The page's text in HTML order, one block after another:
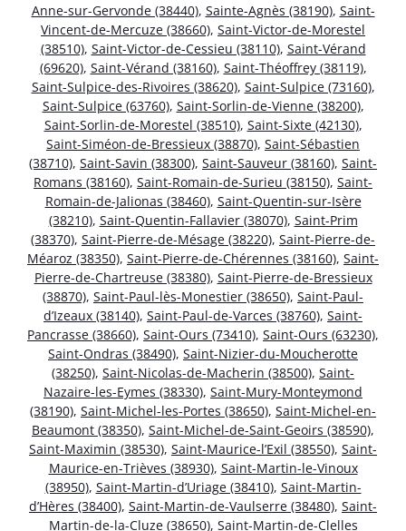
Anne-sur-Gervonde (38440), Sainte-Agnès (38190), Saint-
Vincent-de-Mercuze (38660), Saint-Victor-de-Morestel
(38510), Saint-Victor-de-Cessieu (38110), Saint-Vérand
(69620), Saint-Vérand (38160), Saint-Théoffrey (38119),
Saint-Sulpice-des-Rivoires (38620), Saint-Sulpice (73160),
Saint-Sulpice (63760), Saint-Sorlin-de-Vienne (38200),
Saint-Sorlin-de-Morestel (38510), Saint-Sixte (42130),
Saint-Siméon-de-Bressieux (38870), Saint-Sébastien
(38710), Saint-Savin (38300), Saint-Sauveur (38160), Saint-
Romans (38160), Saint-Romain-de-Surieu (38150), Saint-
Romain-de-Jalionas (38460), Saint-Quentin-sur-Isère
(38210), Saint-Quentin-Fallavier (38070), Saint-Prim
(38370), Saint-Pierre-de-Mésage (38220), Saint-Pierre-de-
Méaroz (38350), Saint-Pierre-de-Chérennes (38160), Saint-
Pierre-de-Chartreuse (38380), Saint-Pierre-de-Bressieux
(38870), Saint-Paul-lès-Monestier (38650), Saint-Paul-
d’Izeaux (38140), Saint-Paul-de-Varces (38760), Saint-
Pancrasse (38660), Saint-Ours (73410), Saint-Ours (63230),
Saint-Ondras (38490), Saint-Nizier-du-Moucherotte
(38250), Saint-Nicolas-de-Macherin (38500), Saint-
Nazaire-les-Eymes (38330), Saint-Mury-Monteymond
(38190), Saint-Michel-les-Portes (38650), Saint-Michel-en-
Beaumont (38350), Saint-Michel-de-Saint-Geoirs (38590),
Saint-Maximin (38530), Saint-Maurice-l’Exil (38550), Saint-
Maurice-en-Trièves (38930), Saint-Martin-le-Vinoux
(38950), Saint-Martin-d’Uriage (38410), Saint-Martin-
d’Hères (38400), Saint-Martin-de-Vaulserre (38480), Saint-
Martin-de-la-Cluze (38650), Saint-Martin-de-Clelles